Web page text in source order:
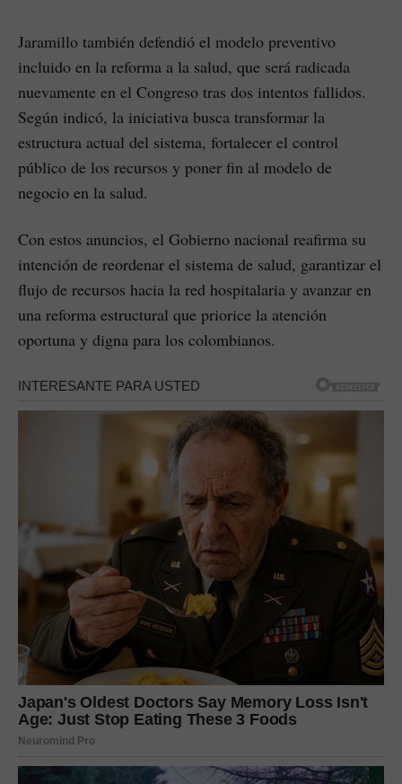
Jaramillo también defendió el modelo preventivo
incluido en la reforma a la salud, que será radicada
nuevamente en el Congreso tras dos intentos fallidos.
Según indicó, la iniciativa busca transformar la
estructura actual del sistema, fortalecer el control
público de los recursos y poner fin al modelo de
negocio en la salud.
Con estos anuncios, el Gobierno nacional reafirma su
intención de reordenar el sistema de salud, garantizar el
flujo de recursos hacia la red hospitalaria y avanzar en
una reforma estructural que priorice la atención
oportuna y digna para los colombianos.